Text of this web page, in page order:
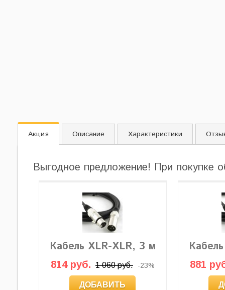
Акция Описание Характеристики
Выгодное предложение! При покупке
Кабель XLR-XLR, 3 м
814 руб. 1 060 руб. -23%
ДОБАВИТЬ
881